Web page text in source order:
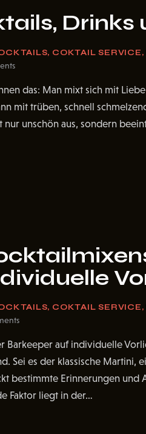
Drinks
, COKTAIL SERVICE,
das: Man mixt sich mit
mit trüben, schnell
nur unschön aus, sondern
, COKTAIL SERVICE,
Barkeeper auf individuelle
Sei es der klassische
bestimmte Erinnerungen und
Faktor liegt in der…